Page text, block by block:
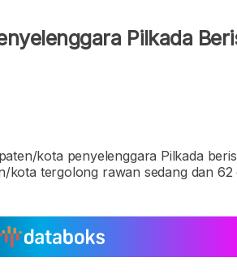
Pilkada
kota penyelenggara Pilkada
kota tergolong rawan sedang dan 62